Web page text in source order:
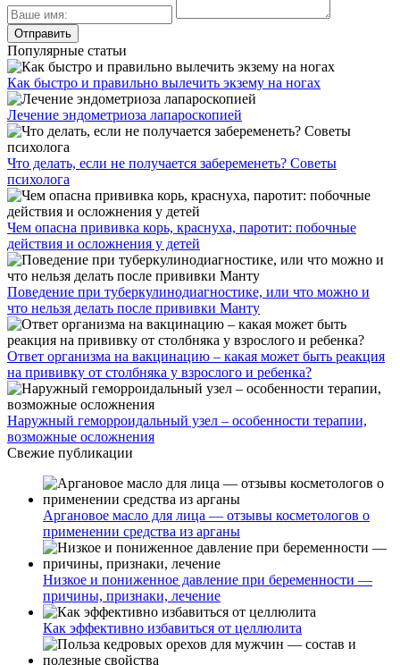
Популярные статьи
Как быстро и правильно вылечить экзему на ногах
Лечение эндометриоза лапароскопией
Что делать, если не получается забеременеть? Советы
психолога
Чем опасна прививка корь, краснуха, паротит: побочные
действия и осложнения у детей
Поведение при туберкулинодиагностике, или что можно и
что нельзя делать после прививки Манту
Ответ организма на вакцинацию – какая может быть реакция
на прививку от столбняка у взрослого и ребенка?
Наружный геморроидальный узел – особенности терапии,
возможные осложнения
Свежие публикации
Аргановое масло для лица — отзывы косметологов о
применении средства из арганы
Низкое и пониженное давление при беременности —
причины, признаки, лечение
Как эффективно избавиться от целлюлита